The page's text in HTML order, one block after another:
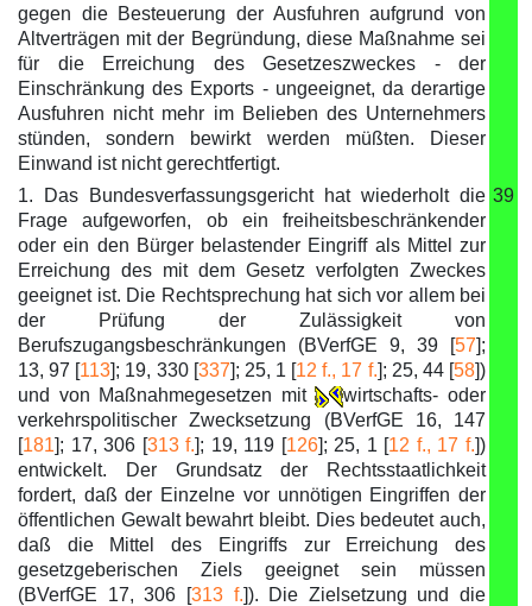
gegen die Besteuerung der Ausfuhren aufgrund von
Altverträgen mit der Begründung, diese Maßnahme sei
für die Erreichung des Gesetzeszweckes - der
Einschränkung des Exports - ungeeignet, da derartige
Ausfuhren nicht mehr im Belieben des Unternehmers
stünden, sondern bewirkt werden müßten. Dieser
Einwand ist nicht gerechtfertigt.
1. Das Bundesverfassungsgericht hat wiederholt die
Frage aufgeworfen, ob ein freiheitsbeschränkender
oder ein den Bürger belastender Eingriff als Mittel zur
Erreichung des mit dem Gesetz verfolgten Zweckes
geeignet ist. Die Rechtsprechung hat sich vor allem bei
der Prüfung der Zulässigkeit von
Berufszugangsbeschränkungen (BVerfGE 9, 39 [57];
13, 97 [113]; 19, 330 [337]; 25, 1 [12 f., 17 f.]; 25, 44 [58])
und von Maßnahmegesetzen mit
wirtschafts- oder
verkehrspolitischer Zwecksetzung (BVerfGE 16, 147
[181]; 17, 306 [313 f.]; 19, 119 [126]; 25, 1 [12 f., 17 f.])
entwickelt. Der Grundsatz der Rechtsstaatlichkeit
fordert, daß der Einzelne vor unnötigen Eingriffen der
öffentlichen Gewalt bewahrt bleibt. Dies bedeutet auch,
daß die Mittel des Eingriffs zur Erreichung des
gesetzgeberischen Ziels geeignet sein müssen
(BVerfGE 17, 306 [313 f.]). Die Zielsetzung und die
39